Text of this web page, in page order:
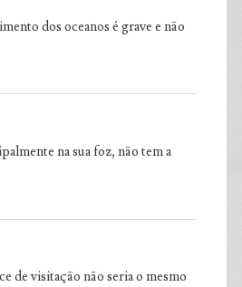
dos oceanos é grave e não
na sua foz, não tem a
de visitação não seria o mesmo